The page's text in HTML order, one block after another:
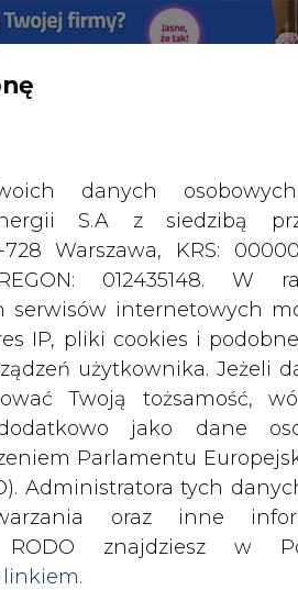
KADROWE NA RYNKU
danych
S.A z siedzibą
Warszawa, KRS:
012435148. W
serwisów internetowych
IP, pliki cookies i
użytkownika. Jeżeli
Twoją tożsamość,
jako dane
Parlamentu
Administratora tych
oraz inne
znajdziesz w